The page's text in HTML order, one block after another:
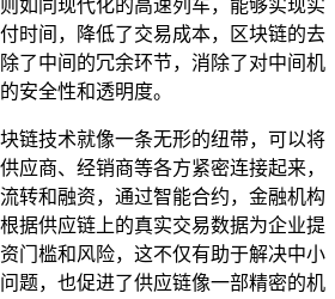
如同现代化的高速列车，能够实现实
时间，降低了交易成本，区块链的去
了中间的冗余环节，消除了对中间机
安全性和透明度。
链技术就像一条无形的纽带，可以将
应商、经销商等各方紧密连接起来，
转和融资，通过智能合约，金融机构
据供应链上的真实交易数据为企业提
门槛和风险，这不仅有助于解决中小
题，也促进了供应链像一部精密的机